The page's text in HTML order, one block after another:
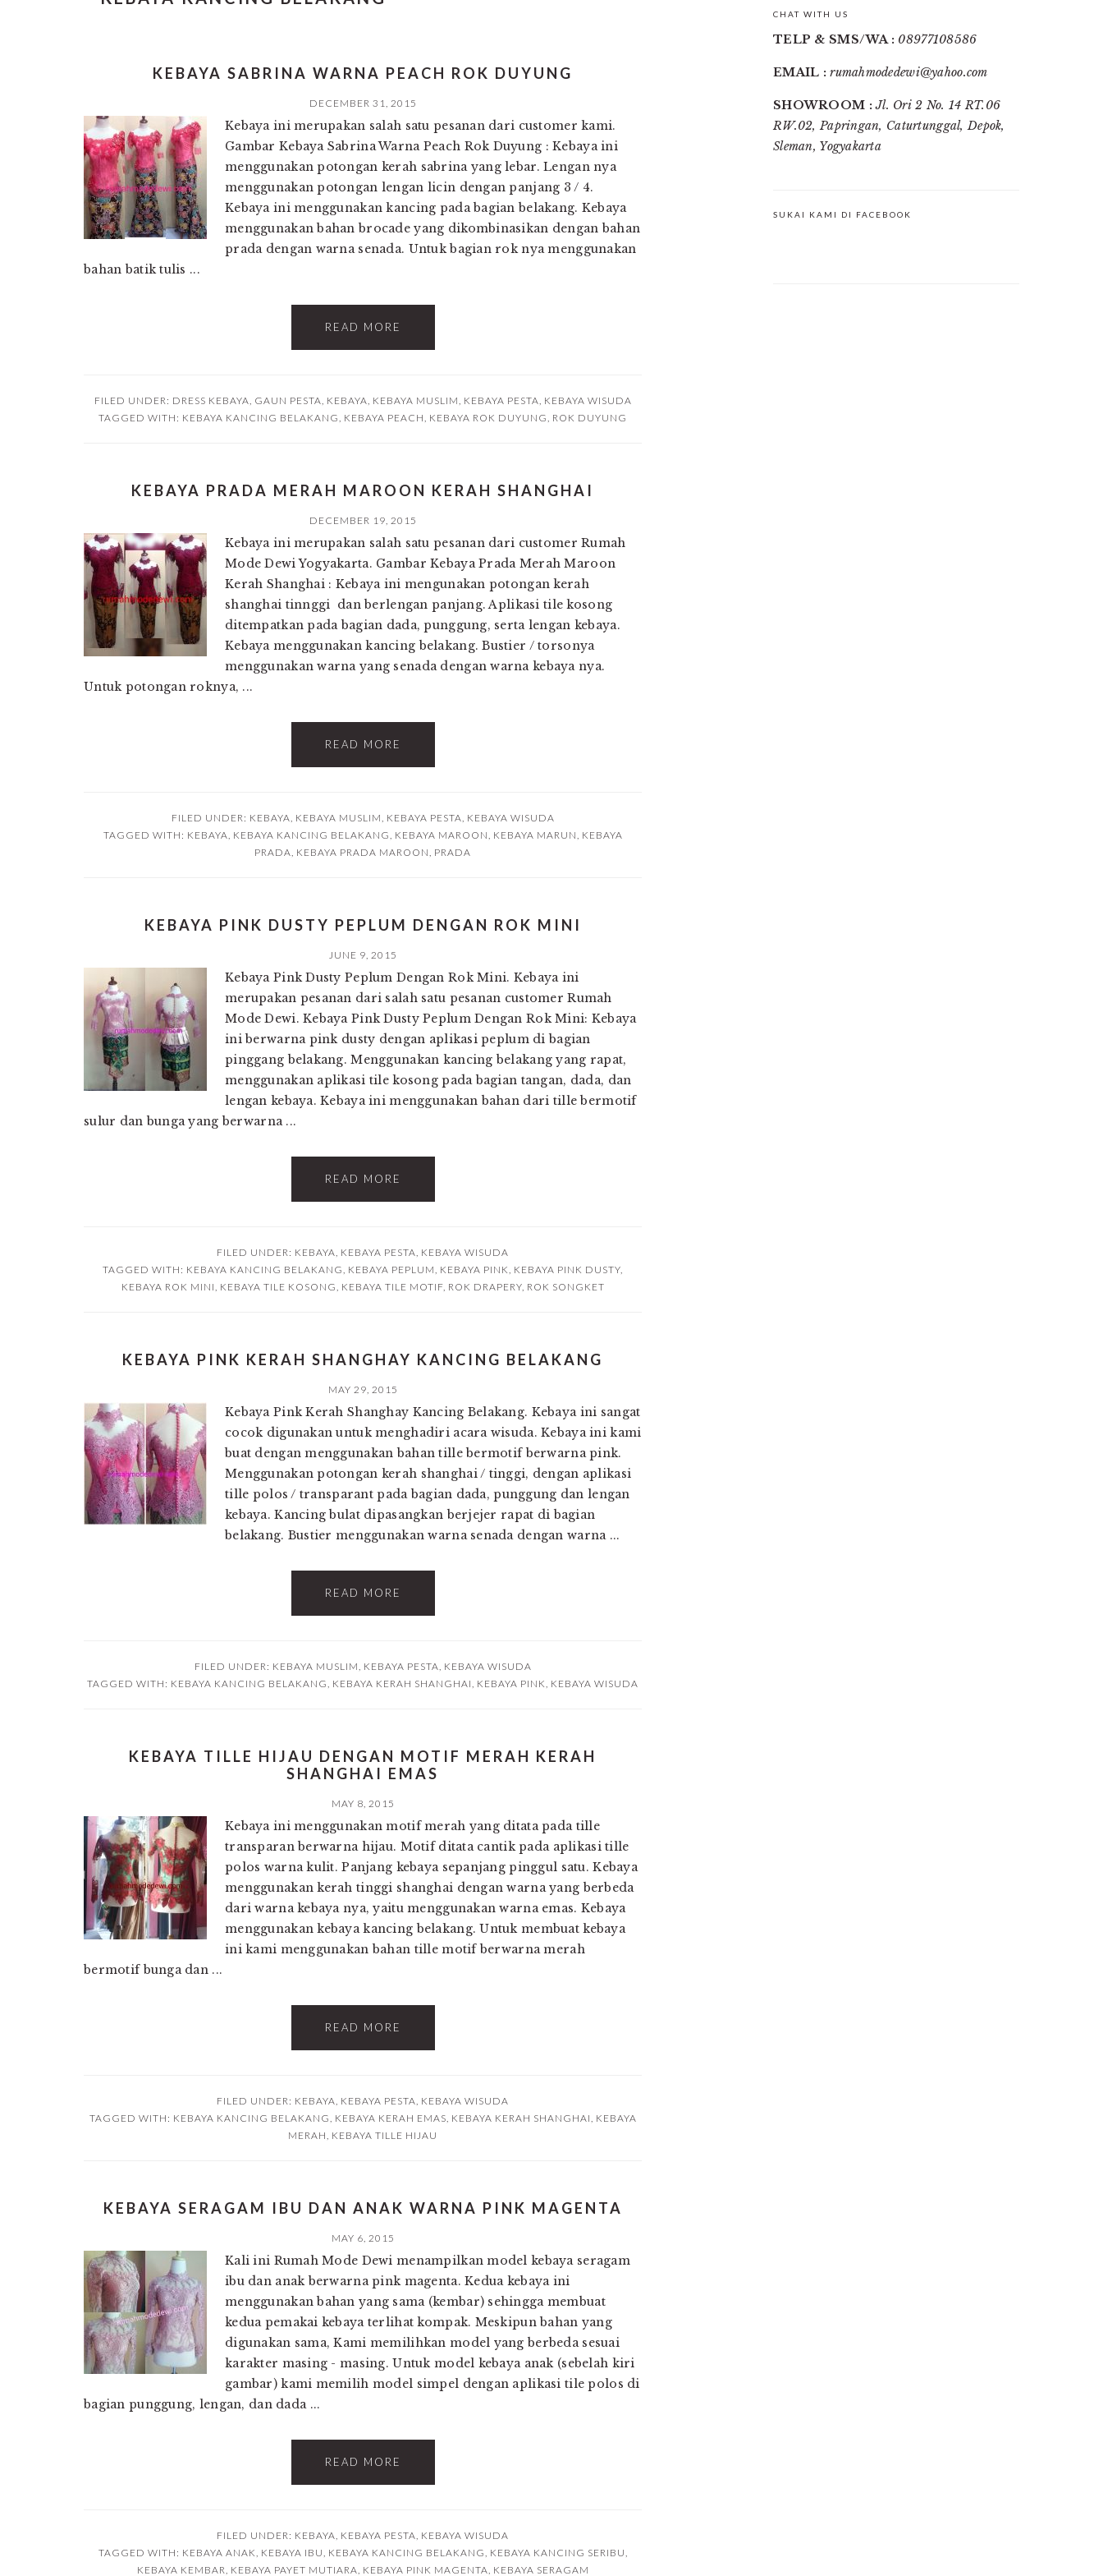
KEBAYA SABRINA WARNA PEACH ROK DUYUNG
DECEMBER 31, 2015
Kebaya ini merupakan salah satu pesanan dari customer kami.
Gambar Kebaya Sabrina Warna Peach Rok Duyung : Kebaya ini
menggunakan potongan kerah sabrina yang lebar. Lengan nya
menggunakan potongan lengan licin dengan panjang 3 / 4.
Kebaya ini menggunakan kancing pada bagian belakang. Kebaya
menggunakan bahan brocade yang dikombinasikan dengan bahan
prada dengan warna senada. Untuk bagian rok nya menggunakan
bahan batik tulis ...
READ MORE
FILED UNDER: DRESS KEBAYA, GAUN PESTA, KEBAYA, KEBAYA MUSLIM, KEBAYA PESTA, KEBAYA WISUDA
TAGGED WITH: KEBAYA KANCING BELAKANG, KEBAYA PEACH, KEBAYA ROK DUYUNG, ROK DUYUNG
KEBAYA PRADA MERAH MAROON KERAH SHANGHAI
DECEMBER 19, 2015
Kebaya ini merupakan salah satu pesanan dari customer Rumah
Mode Dewi Yogyakarta. Gambar Kebaya Prada Merah Maroon
Kerah Shanghai : Kebaya ini mengunakan potongan kerah
shanghai tinnggi dan berlengan panjang. Aplikasi tile kosong
ditempatkan pada bagian dada, punggung, serta lengan kebaya.
Kebaya menggunakan kancing belakang. Bustier / torsonya
menggunakan warna yang senada dengan warna kebaya nya.
Untuk potongan roknya, ...
READ MORE
FILED UNDER: KEBAYA, KEBAYA MUSLIM, KEBAYA PESTA, KEBAYA WISUDA
TAGGED WITH: KEBAYA, KEBAYA KANCING BELAKANG, KEBAYA MAROON, KEBAYA MARUN, KEBAYA
PRADA, KEBAYA PRADA MAROON, PRADA
KEBAYA PINK DUSTY PEPLUM DENGAN ROK MINI
JUNE 9, 2015
Kebaya Pink Dusty Peplum Dengan Rok Mini. Kebaya ini
merupakan pesanan dari salah satu pesanan customer Rumah
Mode Dewi. Kebaya Pink Dusty Peplum Dengan Rok Mini: Kebaya
ini berwarna pink dusty dengan aplikasi peplum di bagian
pinggang belakang. Menggunakan kancing belakang yang rapat,
menggunakan aplikasi tile kosong pada bagian tangan, dada, dan
lengan kebaya. Kebaya ini menggunakan bahan dari tille bermotif
sulur dan bunga yang berwarna ...
READ MORE
FILED UNDER: KEBAYA, KEBAYA PESTA, KEBAYA WISUDA
TAGGED WITH: KEBAYA KANCING BELAKANG, KEBAYA PEPLUM, KEBAYA PINK, KEBAYA PINK DUSTY,
KEBAYA ROK MINI, KEBAYA TILE KOSONG, KEBAYA TILE MOTIF, ROK DRAPERY, ROK SONGKET
KEBAYA PINK KERAH SHANGHAY KANCING BELAKANG
MAY 29, 2015
Kebaya Pink Kerah Shanghay Kancing Belakang. Kebaya ini sangat
cocok digunakan untuk menghadiri acara wisuda. Kebaya ini kami
buat dengan menggunakan bahan tille bermotif berwarna pink.
Menggunakan potongan kerah shanghai / tinggi, dengan aplikasi
tille polos / transparant pada bagian dada, punggung dan lengan
kebaya. Kancing bulat dipasangkan berjejer rapat di bagian
belakang. Bustier menggunakan warna senada dengan warna ...
READ MORE
FILED UNDER: KEBAYA MUSLIM, KEBAYA PESTA, KEBAYA WISUDA
TAGGED WITH: KEBAYA KANCING BELAKANG, KEBAYA KERAH SHANGHAI, KEBAYA PINK, KEBAYA WISUDA
KEBAYA TILLE HIJAU DENGAN MOTIF MERAH KERAH
SHANGHAI EMAS
MAY 8, 2015
Kebaya ini menggunakan motif merah yang ditata pada tille
transparan berwarna hijau. Motif ditata cantik pada aplikasi tille
polos warna kulit. Panjang kebaya sepanjang pinggul satu. Kebaya
menggunakan kerah tinggi shanghai dengan warna yang berbeda
dari warna kebaya nya, yaitu menggunakan warna emas. Kebaya
menggunakan kebaya kancing belakang. Untuk membuat kebaya
ini kami menggunakan bahan tille motif berwarna merah
bermotif bunga dan ...
READ MORE
FILED UNDER: KEBAYA, KEBAYA PESTA, KEBAYA WISUDA
TAGGED WITH: KEBAYA KANCING BELAKANG, KEBAYA KERAH EMAS, KEBAYA KERAH SHANGHAI, KEBAYA
MERAH, KEBAYA TILLE HIJAU
KEBAYA SERAGAM IBU DAN ANAK WARNA PINK MAGENTA
MAY 6, 2015
Kali ini Rumah Mode Dewi menampilkan model kebaya seragam
ibu dan anak berwarna pink magenta. Kedua kebaya ini
menggunakan bahan yang sama (kembar) sehingga membuat
kedua pemakai kebaya terlihat kompak. Meskipun bahan yang
digunakan sama, Kami memilihkan model yang berbeda sesuai
karakter masing - masing. Untuk model kebaya anak (sebelah kiri
gambar) kami memilih model simpel dengan aplikasi tile polos di
bagian punggung, lengan, dan dada ...
READ MORE
FILED UNDER: KEBAYA, KEBAYA PESTA, KEBAYA WISUDA
TAGGED WITH: KEBAYA ANAK, KEBAYA IBU, KEBAYA KANCING BELAKANG, KEBAYA KANCING SERIBU,
KEBAYA KEMBAR, KEBAYA PAYET MUTIARA, KEBAYA PINK MAGENTA, KEBAYA SERAGAM
CHAT WITH US
TELP & SMS/WA : 08977108586
EMAIL :rumahmodedewi@yahoo.com
SHOWROOM :Jl. Ori 2 No. 14 RT.06
RW.02, Papringan, Caturtunggal, Depok,
Sleman, Yogyakarta
SUKAI KAMI DI FACEBOOK